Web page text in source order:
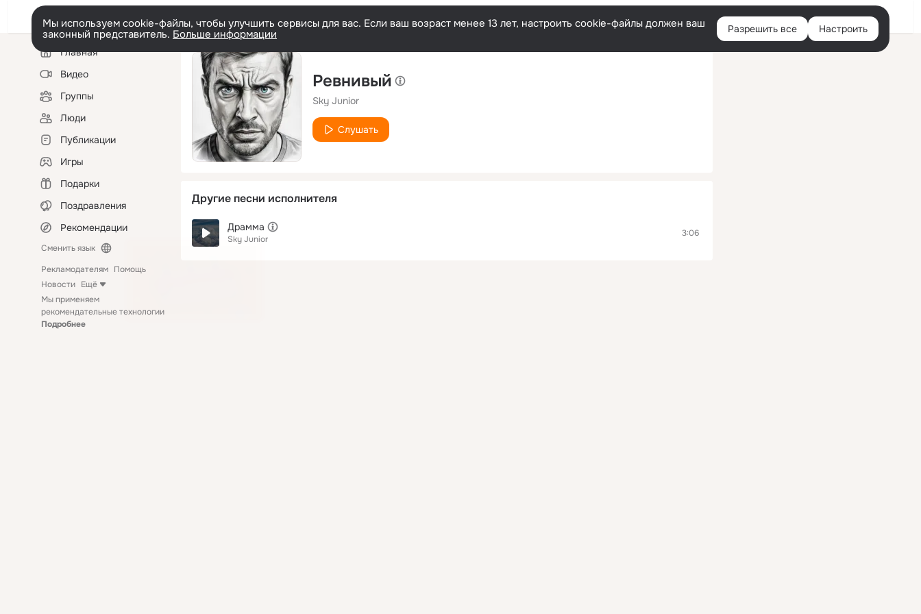
Войти
Мы используем cookie-файлы, чтобы улучшить сервисы для вас. Если ваш возраст менее 13 лет, настроить cookie-файлы должен ваш
законный представитель. Больше информации Разрешить все Настроить
Левая
колонкаГлавная
Видео
Группы
Люди
Публикации
Игры
Подарки
Поздравления
Рекомендации
Сменить язык
Рекламодателям Помощь
Новости Ещё
Мы применяем
рекомендательные технологии
Подробнее
Ревнивый
Sky Junior
Слушать
Другие песни исполнителя
Драмма
Sky Junior
3:06